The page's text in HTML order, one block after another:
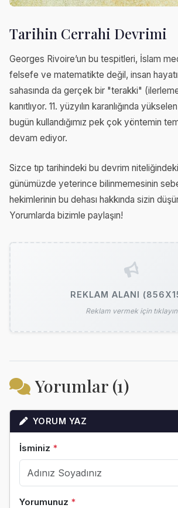
Tarihin Cerrahi Devrimi
Georges Rivoire’un bu tespitleri, İslam
felsefe ve matematikte değil, insan
sahasında da gerçek bir "terakki"
kanıtlıyor. 11. yüzyılın karanlığında
bugün kullandığımız pek çok yöntemin
devam ediyor.
Sizce tıp tarihindeki bu devrim
günümüzde yeterince bilinmemesinin
hekimlerinin bu dehası hakkında sizin
Yorumlarda bizimle paylaşın!
REKLAM ALANI
Reklam vermek için tıklayın
Yorumlar (1)
YORUM YAZ
İsminiz *
Yorumunuz *